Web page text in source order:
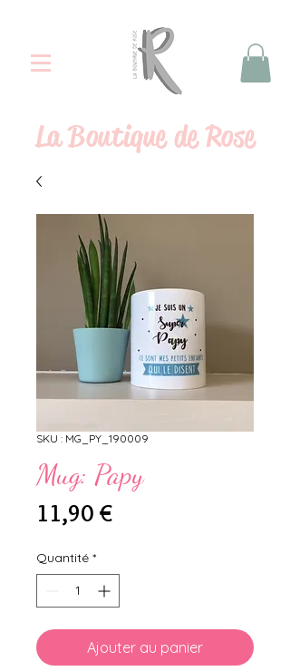
LaBoutique de Rose
SKU : MG_PY_190009
Mug: Papy
11,90 €Prix
Quantité *
Ajouter au panier